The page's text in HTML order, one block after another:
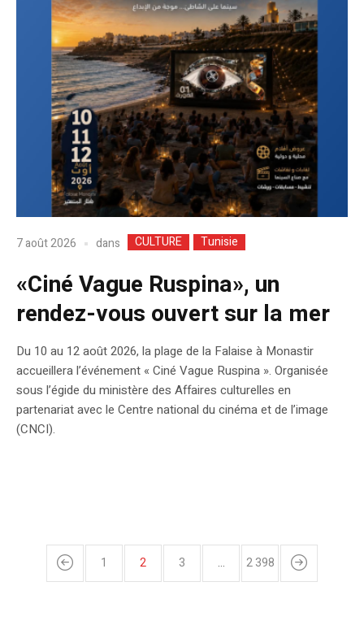
7 août 2026 dans CULTURE Tunisie
«Ciné Vague Ruspina», un
rendez-vous ouvert sur la mer
Du 10 au 12 août 2026, la plage de la Falaise à Monastir
accueillera l’événement « Ciné Vague Ruspina ». Organisée
sous l’égide du ministère des Affaires culturelles en
partenariat avec le Centre national du cinéma et de l’image
(CNCI).
1 2 3 … 2 398